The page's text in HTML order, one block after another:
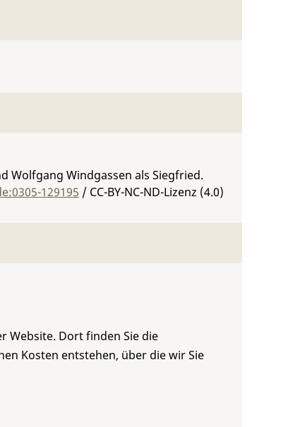
Wolfgang Windgassen als Siegfried.
129195 / CC-BY-NC-ND-Lizenz (4.0)
Website. Dort finden Sie die
Kosten entstehen, über die wir Sie